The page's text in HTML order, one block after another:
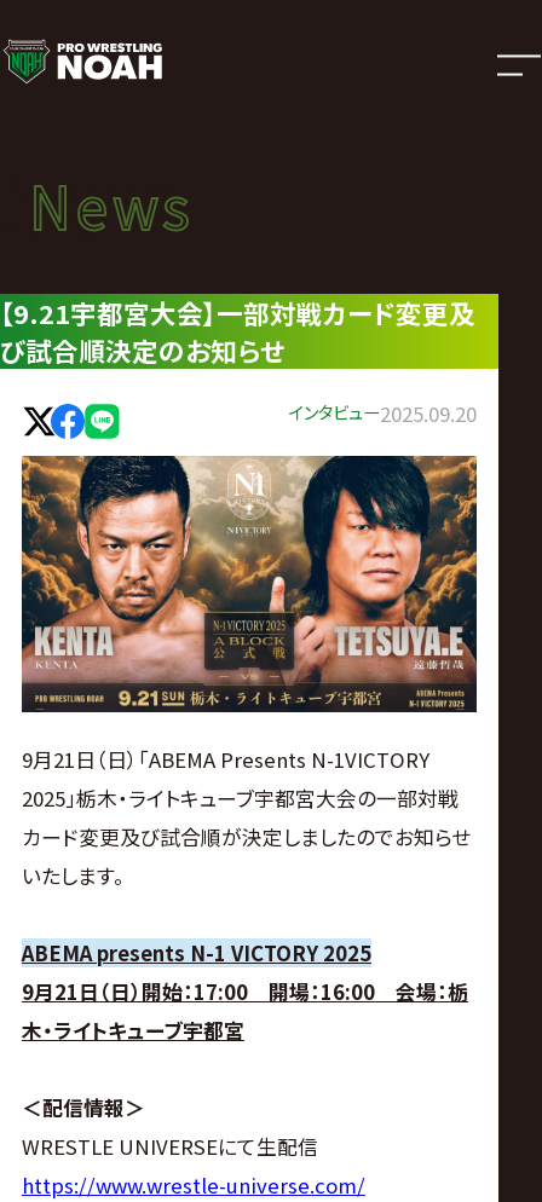
ニ
ュ
ー
ス
|
プ
ロ
レ
ス
リ
ン
グ・
ノ
ア
公
式
サ
イ
News
ニュース
News
【9.21宇都宮大会】一部対戦カード変更及
び試合順決定のお知らせ
インタビュー2025.09.20
9月21日（日）「ABEMA Presents N-1VICTORY
2025」栃木・ライトキューブ宇都宮大会の一部対戦
カード変更及び試合順が決定しましたのでお知らせ
いたします。
ABEMA presents N-1 VICTORY 2025
9月21日（日）開始：17:00 開場：16:00 会場：栃
木・ライトキューブ宇都宮
＜配信情報＞
WRESTLE UNIVERSEにて生配信
https://www.wrestle-universe.com/